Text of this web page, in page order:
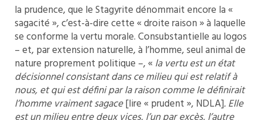
la prudence, que le Stagyrite dénommait encore la «
sagacité », c’est-à-dire cette « droite raison » à laquelle
se conforme la vertu morale. Consubstantielle au logos
– et, par extension naturelle, à l’homme, seul animal de
nature proprement politique –, «la vertu est un état
décisionnel consistant dans ce milieu qui est relatif à
nous, et qui est défini par la raison comme le définirait
l’homme vraiment sagace[lire « prudent », NDLA]. Elle